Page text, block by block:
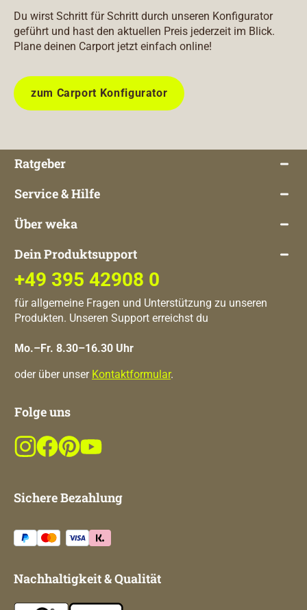
Du wirst Schritt für Schritt durch unseren Konfigurator
geführt und hast den aktuellen Preis jederzeit im Blick.
Plane deinen Carport jetzt einfach online!
zum Carport Konfigurator
Ratgeber
Service & Hilfe
Über weka
Dein Produktsupport
+49 395 42908 0
für allgemeine Fragen und Unterstützung zu unseren
Produkten. Unseren Support erreichst du
Mo.–Fr. 8.30–16.30 Uhr
oder über unser Kontaktformular.
Folge uns
Sichere Bezahlung
Nachhaltigkeit & Qualität